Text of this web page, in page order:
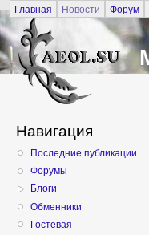
Главная Новости Форум
Навигация
Последние публикации
Форумы
Блоги
Обменники
Гостевая